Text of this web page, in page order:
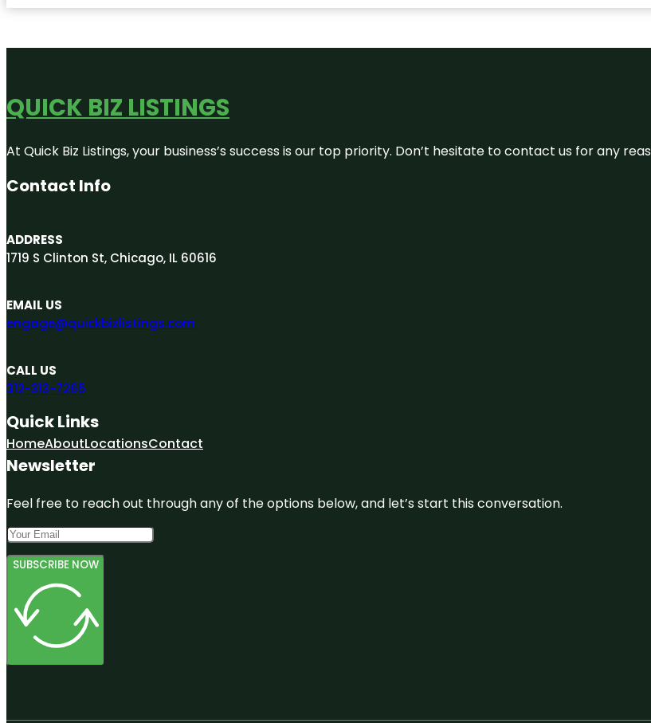
QUICK BIZ LISTINGS
At Quick Biz Listings, your business’s success is our top priority. Don’t hesitate to contact us for any
Contact Info
ADDRESS
1719 S Clinton St, Chicago, IL 60616
EMAIL US
engage@quickbizlistings.com
CALL US
312-313-7265
Quick Links
HomeAboutLocationsContact
Newsletter
Feel free to reach out through any of the options below, and let’s start this conversation.
SUBSCRIBE NOW